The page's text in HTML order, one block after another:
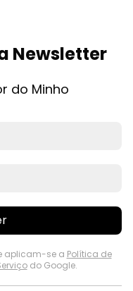
Newsletter
do Minho
e aplicam-se a Política de
do Google.